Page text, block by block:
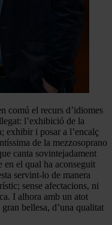
comú el recurs d’idiomes
l’exhibició de la
exhibir i posar a l’encalç
de la mezzosoprano
canta sovintejadament
en el qual ha aconseguit
servint-lo de manera
sense afectacions, ni
I alhora amb un atot
bellesa, d’una qualitat